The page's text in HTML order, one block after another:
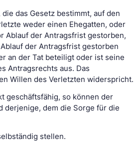
das Gesetz bestimmt, auf den
weder einen Ehegatten, oder
Ablauf der Antragsfrist gestorben,
der Antragsfrist gestorben
an der Tat beteiligt oder ist seine
Antragsrechts aus. Das
Willen des Verletzten widerspricht.
geschäftsfähig, so können der
derjenige, dem die Sorge für die
stellen.